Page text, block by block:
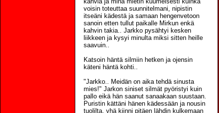
voisin toteuttaa suunnitelmani, nipistin
itseäni kädestä ja samaan hengenvetoon
sanoin etten tullut paikalle Mirkun enkä
kahvin takia.. Jarkko pysähtyi kesken
liikkeen ja kysyi minulta miksi sitten heille
saavuin..
Katsoin häntä silmiin hetken ja ojensin
käteni häntä kohti..
"Jarkko.. Meidän on aika tehdä sinusta
mies!" Jarkon siniset silmät pyöristyi kuin
pallo eikä hän saanut sanaakaan suustaan.
Puristin kättäni hänen kädessään ja nousin
tuolilta, yhä kiinni pitäen lähdin kulkemaan